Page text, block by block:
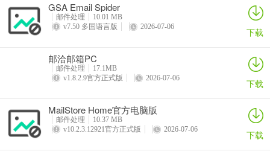
GSA Email Spider
邮件处理
10.01 MB
v7.50 多国语言版
2026-07-06 下载
邮洽邮箱PC
邮件处理
17.1MB
v1.8.2.9官方正式版
2026-07-06 下载
MailStore Home官方电脑版
邮件处理
10.37 MB
v10.2.3.12921官方正式版
2026-07-06 下载